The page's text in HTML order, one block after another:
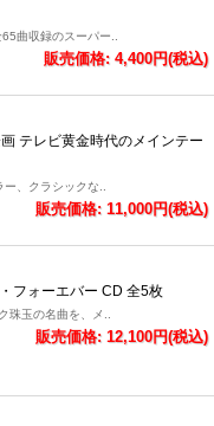
曲収録のスーパー..
販売価格: 4,400円(税込)
テレビ黄金時代のメインテー
、クラシックな..
販売価格: 11,000円(税込)
フォーエバー CD 全5枚
珠玉の名曲を、メ..
販売価格: 12,100円(税込)